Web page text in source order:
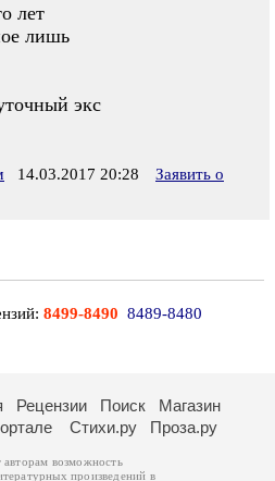
лет
лишь
экс
14.03.2017 20:28
Заявить о
8499-8490 8489-8480
Рецензии Поиск
Магазин
Стихи.ру Проза.ру
авторам возможность
произведений в